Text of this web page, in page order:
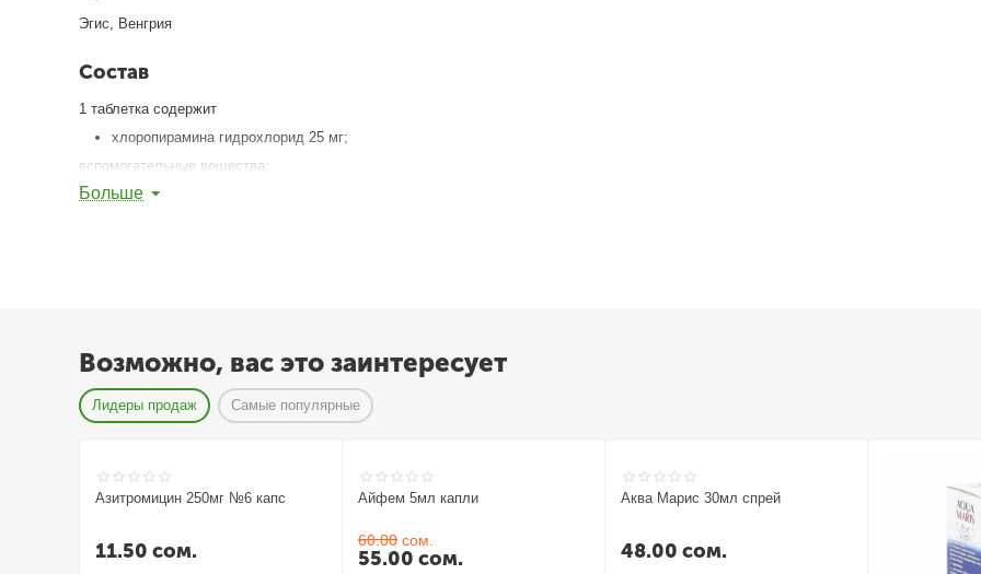
Эгис, Венгрия
Состав
1 таблетка содержит
хлоропирамина гидрохлорид 25 мг;
вспомогательные вещества:
лактоза,
Фармакологическое действие
Супрастин - блокатор гистаминовых H1-рецепторов, производное этилендиамина.
Предупреждает развитие и облегчает течение аллергических реакций.
Обладает периферической антихолинергической активностью, умеренными спазмолитическими свойствами.
Показания
Больше
Возможно, вас это заинтересует
Лидеры продаж Самые популярные
Азитромицин 250мг №6 капс
11.50 сом.
Айфем 5мл капли
60.00 сом.
55.00 сом.
Аква Марис 30мл спрей
48.00 сом.